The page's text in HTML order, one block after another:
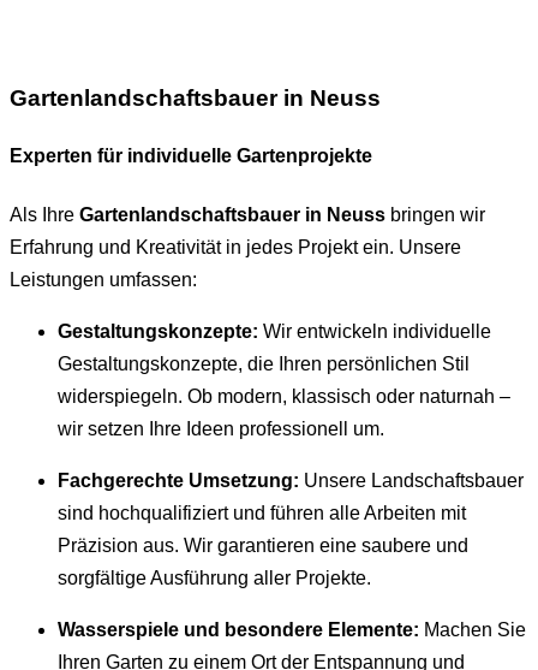
Gartenlandschaftsbauer in Neuss
Experten für individuelle Gartenprojekte
Als Ihre Gartenlandschaftsbauer in Neuss bringen wir
Erfahrung und Kreativität in jedes Projekt ein. Unsere
Leistungen umfassen:
Gestaltungskonzepte: Wir entwickeln individuelle
Gestaltungskonzepte, die Ihren persönlichen Stil
widerspiegeln. Ob modern, klassisch oder naturnah –
wir setzen Ihre Ideen professionell um.
Fachgerechte Umsetzung: Unsere Landschaftsbauer
sind hochqualifiziert und führen alle Arbeiten mit
Präzision aus. Wir garantieren eine saubere und
sorgfältige Ausführung aller Projekte.
Wasserspiele und besondere Elemente: Machen Sie
Ihren Garten zu einem Ort der Entspannung und